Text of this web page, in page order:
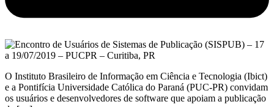
O Instituto Brasileiro de Informação em Ciência e Tecnologia (Ibict)
e a Pontifícia Universidade Católica do Paraná (PUC-PR) convidam
os usuários e desenvolvedores de software que apoiam a publicação